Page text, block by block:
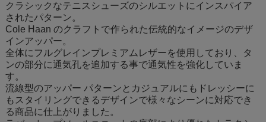
クラシックなテニスシューズのシルエットにインスパイア
されたパターン。
Cole Haan のクラフトで作られた伝統的なイメージのデザ
インアッパー。
全体にフルグレインプレミアムレザーを使用しており、タ
ンの部分に通気孔を追加する事で通気性を強化していま
す。
流線型のアッパー パターンとカジュアルにもドレッシーに
もスタイリングできるデザインで様々なシーンに対応でき
る商品に仕上がりました。